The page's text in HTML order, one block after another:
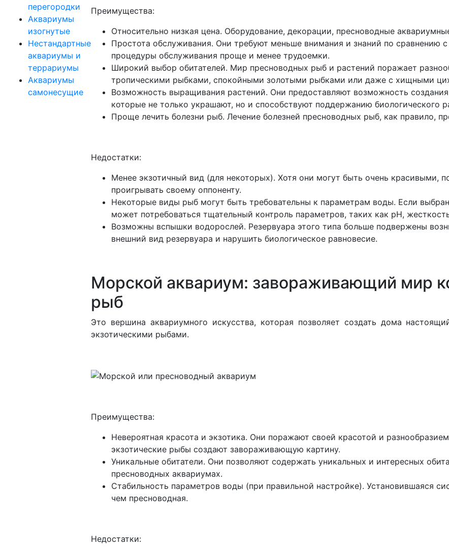
перегородки
Аквариумы
изогнутые
Нестандартные
аквариумы и
террариумы
Аквариумы
самонесущие
Преимущества:
Относительно низкая цена. Оборудование, декорации, пресноводные
Простота обслуживания. Они требуют меньше внимания и знаний по сравнению
процедуры обслуживания проще и менее трудоемки.
Широкий выбор обитателей. Мир пресноводных рыб и растений поражает
тропическими рыбками, спокойными золотыми рыбками или даже с хищными
Возможность выращивания растений. Они предоставляют возможность
которые не только украшают, но и способствуют поддержанию биологического
Проще лечить болезни рыб. Лечение болезней пресноводных рыб, как правило,
Недостатки:
Менее экзотичный вид (для некоторых). Хотя они могут быть очень красивыми,
проигрывать своему оппоненту.
Некоторые виды рыб могут быть требовательны к параметрам воды. Если
может потребоваться тщательный контроль параметров, таких как pH,
Возможны вспышки водорослей. Резервуара этого типа больше подвержены
внешний вид резервуара и нарушить биологическое равновесие.
Морской аквариум: завораживающий мир
рыб
Это вершина аквариумного искусства, которая позволяет создать дома
экзотическими рыбами.
Преимущества:
Невероятная красота и экзотика. Они поражают своей красотой и
экзотические рыбы создают завораживающую картину.
Уникальные обитатели. Они позволяют содержать уникальных и интересных
пресноводных аквариумах.
Стабильность параметров воды (при правильной настройке). Установившаяся
чем пресноводная.
Недостатки: